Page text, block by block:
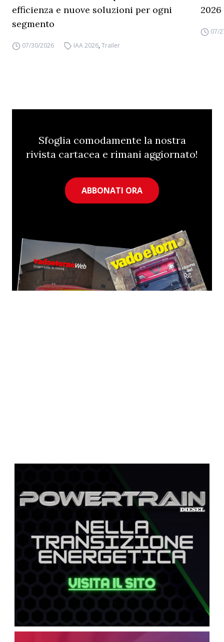
efficienza e nuove soluzioni per ogni
segmento
07/30/2026 IAA 2026,Trailer
2026
07/
Sfoglia comodamente la nostra
rivista cartacea e rimani aggiornato!
ABBONATI ORA